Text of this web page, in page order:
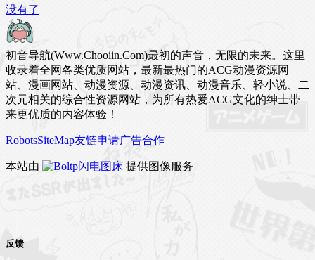
没有了
初音导航(Www.Chooiin.Com)最初的声音，无限的未来。这里
收录着全网各类优质网站，最新最热门的ACG动漫资源网
站、漫画网站、动漫资源、动漫资讯、动漫音乐、轻小说、二
次元相关的综合性资源网站，为所有热爱ACG文化的绅士带
来更优质的内容体验！
RobotsSiteMap友链申请广告合作
本站由 闪电图床 提供图像服务
反馈